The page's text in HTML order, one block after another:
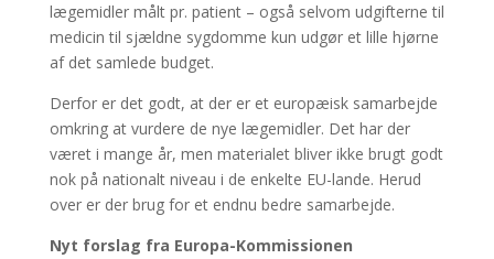
lægemidler målt pr. patient – også selvom udgifterne til
medicin til sjældne sygdomme kun udgør et lille hjørne
af det samlede budget.
Derfor er det godt, at der er et europæisk samarbejde
omkring at vurdere de nye lægemidler. Det har der
været i mange år, men materialet bliver ikke brugt godt
nok på nationalt niveau i de enkelte EU-lande. Herud
over er der brug for et endnu bedre samarbejde.
Nyt forslag fra Europa-Kommissionen